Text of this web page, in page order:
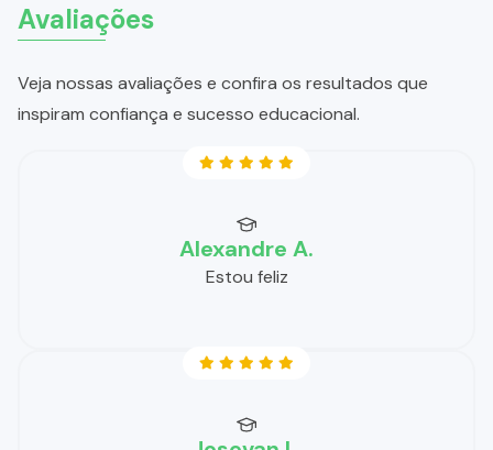
Avaliações
Veja nossas avaliações e confira os resultados que
inspiram confiança e sucesso educacional.
Alexandre A.
Estou feliz